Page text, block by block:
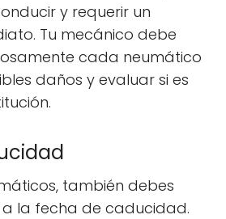
y requerir un
Tu mecánico debe
cada neumático
daños y evaluar si es
también debes
la fecha de caducidad.